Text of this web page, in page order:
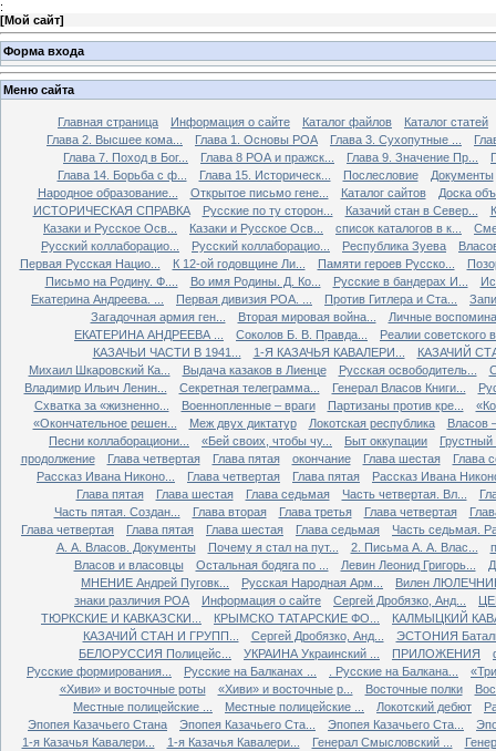
:
[Мой сайт]
Форма входа
Меню сайта
Главная страница Информация о сайте Каталог файлов
Каталог статей
Глава 2. Высшее кома...
Глава 1. Основы РОА Глава 3. Сухопутные ...
Глава 7. Поход в Бог...
Глава 8 РОА и пражск... Глава 9. Значение Пр...
Глава 14. Борьба с ф...
Глава 15. Историческ... Послесловие
Документы
Народное образование...
Открытое письмо гене... Каталог сайтов
Доска
ИСТОРИЧЕСКАЯ СПРАВКА
Русские по ту сторон... Казачий стан в Север...
Казаки и Русское Осв...
Казаки и Русское Осв... список каталогов в к...
Русский коллаборацио...
Русский коллаборацио... Республика Зуева
Первая Русская Нацио...
К 12-ой годовщине Ли... Памяти героев Русско...
Письмо на Родину. Ф....
Во имя Родины. Д. Ко... Русские в бандерах И...
Екатерина Андреева. ...
Первая дивизия РОА. ... Против Гитлера и Ста...
Загадочная армия ген...
Вторая мировая война...
Личные
ЕКАТЕРИНА АНДРЕЕВА ...
Соколов Б. В. Правда...
Реалии советского
КАЗАЧЬИ ЧАСТИ В 1941...
1-Я КАЗАЧЬЯ КАВАЛЕРИ...
КАЗАЧИЙ
Михаил Шкаровский Ка...
Выдача казаков в Лиенце Русская освободитель...
Владимир Ильич Ленин...
Секретная телеграмма... Генерал Власов Книги...
Схватка за «жизненно...
Военнопленные – враги Партизаны против кре...
«Окончательное решен...
Меж двух диктатур Локотская республика
Власов
Песни коллаборациони...
«Бей своих, чтобы чу... Быт оккупации
Грустный
продолжение
Глава четвертая Глава пятая окончание Глава шестая
Глава
Рассказ Ивана Никоно...
Глава четвертая Глава пятая
Рассказ Ивана
Глава пятая
Глава шестая Глава седьмая Часть четвертая. Вл...
Часть пятая. Создан...
Глава вторая Глава третья Глава четвертая
Глава четвертая
Глава пятая Глава шестая Глава седьмая
Часть седьмая.
А. А. Власов. Документы
Почему я стал на пут... 2. Письма А. А. Влас...
Власов и власовцы
Остальная бодяга по ... Левин Леонид Григорь...
МНЕНИЕ Андрей Пуговк...
Русская Народная Арм...
Вилен
знаки различия РОА
Информация о сайте Сергей Дробязко, Анд...
ТЮРКСКИЕ И КАВКАЗСКИ...
КРЫМСКО ТАТАРСКИЕ ФО...
КАЛМЫЦКИЙ
КАЗАЧИЙ СТАН И ГРУПП...
Сергей Дробязко, Анд...
ЭСТОНИЯ
БЕЛОРУССИЯ Полицейс...
УКРАИНА Украинский ... ПРИЛОЖЕНИЯ
Русские формирования...
Русские на Балканах ... . Русские на Балкана...
«Хиви» и восточные роты
«Хиви» и восточные р... Восточные полки
Местные полицейские ...
Местные полицейские ... Локотский дебют
Эпопея Казачьего Стана
Эпопея Казачьего Ста... Эпопея Казачьего Ста...
1-я Казачья Кавалери...
1-я Казачья Кавалери... Генерал Смысловский ...